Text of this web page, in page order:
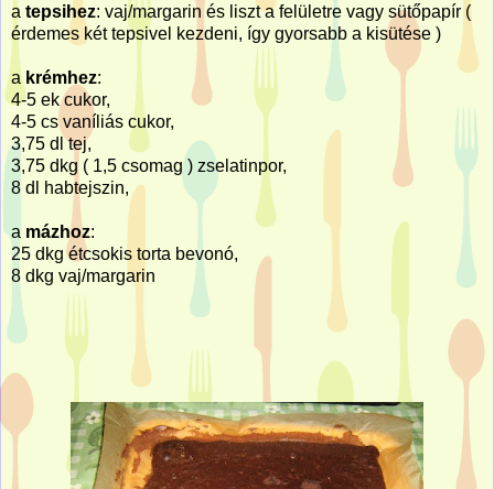
a tepsihez: vaj/margarin és liszt a felületre vagy sütőpapír (
érdemes két tepsivel kezdeni, így gyorsabb a kisütése )
a krémhez:
4-5 ek cukor,
4-5 cs vaníliás cukor,
3,75 dl tej,
3,75 dkg ( 1,5 csomag ) zselatinpor,
8 dl habtejszin,
a mázhoz:
25 dkg étcsokis torta bevonó,
8 dkg vaj/margarin